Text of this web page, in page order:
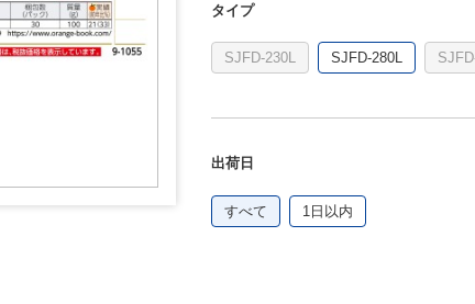
タイプ
SJFD-230L SJFD-280L
出荷日
すべて 1日以内